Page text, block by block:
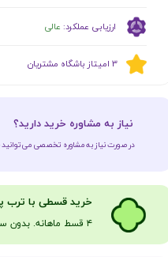
ارزیابی عملکرد: عالی
​​3 امیتاز باشگاه مشتریان
​نیاز به مشاوره خرید دارید؟
در صورت نیاز به مشاوره تخصصی می‌توانید
​​​خرید قسطی با ترب
۴ قسط ماهانه. بدون سود، چک و ضامن​​​​​​​